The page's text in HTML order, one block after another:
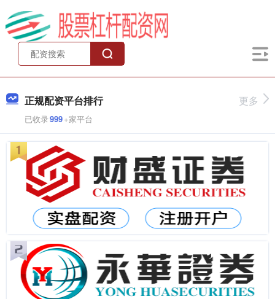
正规配资平台排行
已收录999+家平台
更多